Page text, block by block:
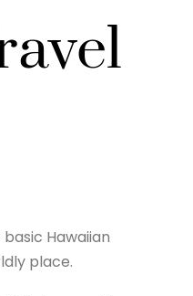
Hawaiian
place.